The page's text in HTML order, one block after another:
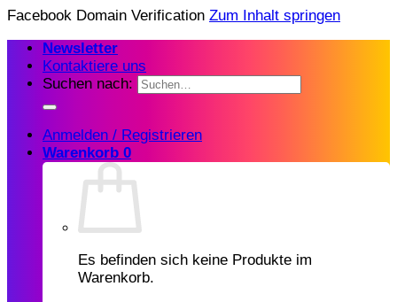
Facebook Domain Verification Zum Inhalt springen
Newsletter
Kontaktiere uns
Suchen nach:
Anmelden / Registrieren
Warenkorb 0
Es befinden sich keine Produkte im
Warenkorb.